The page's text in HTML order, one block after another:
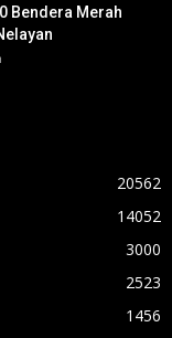
Bendera Merah
20562
14052
3000
2523
1456